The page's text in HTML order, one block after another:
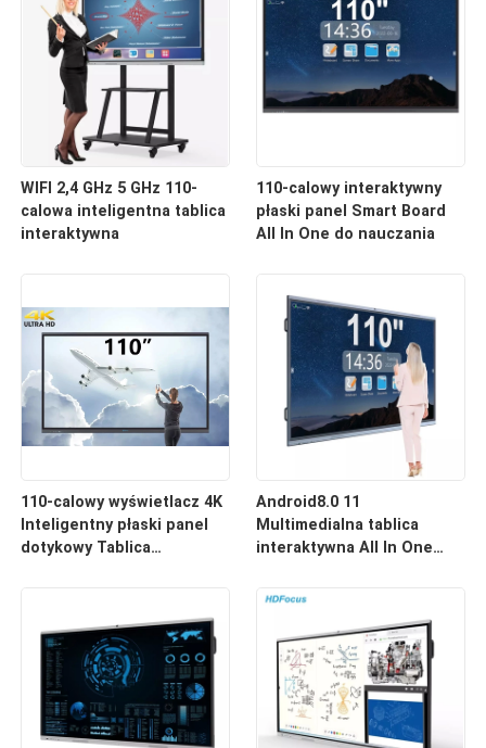
WIFI 2,4 GHz 5 GHz 110-
calowa inteligentna tablica
interaktywna
110-calowy interaktywny
płaski panel Smart Board
All In One do nauczania
110-calowy wyświetlacz 4K
Inteligentny płaski panel
dotykowy Tablica
Android8.0 11
Multimedialna tablica
interaktywna All In One